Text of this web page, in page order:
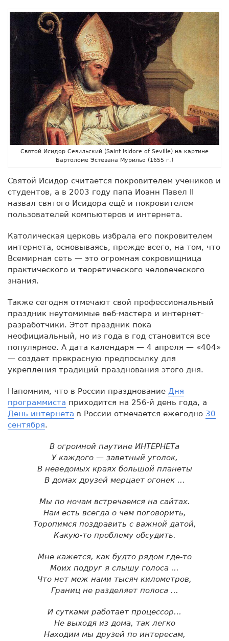
Святой Исидор Севильский (Saint Isidore of Seville) на картине
Бартоломе Эстевана Мурильо (1655 г.)
Святой Исидор считается покровителем учеников и
студентов, а в 2003 году папа Иоанн Павел II
назвал святого Исидора ещё и покровителем
пользователей компьютеров и интернета.
Католическая церковь избрала его покровителем
интернета, основываясь, прежде всего, на том, что
Всемирная сеть — это огромная сокровищница
практического и теоретического человеческого
знания.
Также сегодня отмечают свой профессиональный
праздник неутомимые веб-мастера и интернет-
разработчики. Этот праздник пока
неофициальный, но из года в год становится все
популярнее. А дата календаря — 4 апреля — «404»
— создает прекрасную предпосылку для
укрепления традиций празднования этого дня.
Напомним, что в России празднование Дня
программиста приходится на 256-й день года, а
День интернета в России отмечается ежегодно 30
сентября.
В огромной паутине ИНТЕРНЕТа
У каждого — заветный уголок,
В неведомых краях большой планеты
В домах друзей мерцает огонек …
Мы по ночам встречаемся на сайтах.
Нам есть всегда о чем поговорить,
Торопимся поздравить с важной датой,
Какую-то проблему обсудить.
Мне кажется, как будто рядом где-то
Моих подруг я слышу голоса …
Что нет меж нами тысяч километров,
Границ не разделяет полоса …
И сутками работает процессор…
Не выходя из дома, так легко
Находим мы друзей по интересам,